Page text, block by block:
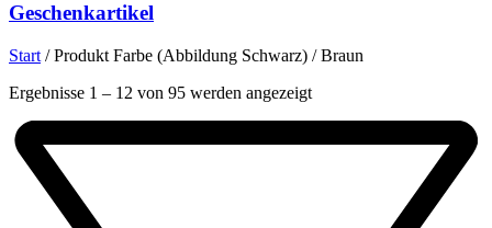
Geschenkartikel
Start /Produkt Farbe (Abbildung Schwarz) /Braun
Ergebnisse 1 – 12 von 95 werden angezeigtNach